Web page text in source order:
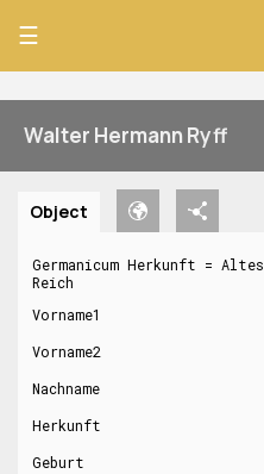
☰
Walter Hermann Ryff
Object
Germanicum Herkunft = Altes
Reich
Vorname1
Vorname2
Nachname
Herkunft
Geburt